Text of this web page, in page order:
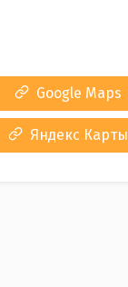
Google Maps
Яндекс Карты